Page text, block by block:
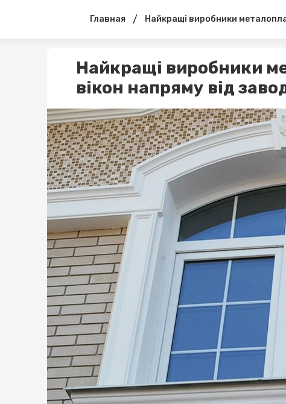
Главная / Найкращі виробники
Найкращі виробники
вікон напряму від